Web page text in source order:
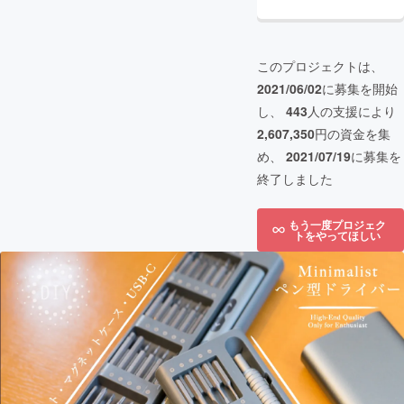
このプロジェクトは、
2021/06/02に募集を開始
し、 443人の支援により
2,607,350円の資金を集
め、 2021/07/19に募集を
終了しました
もう一度プロジェク
トをやってほしい